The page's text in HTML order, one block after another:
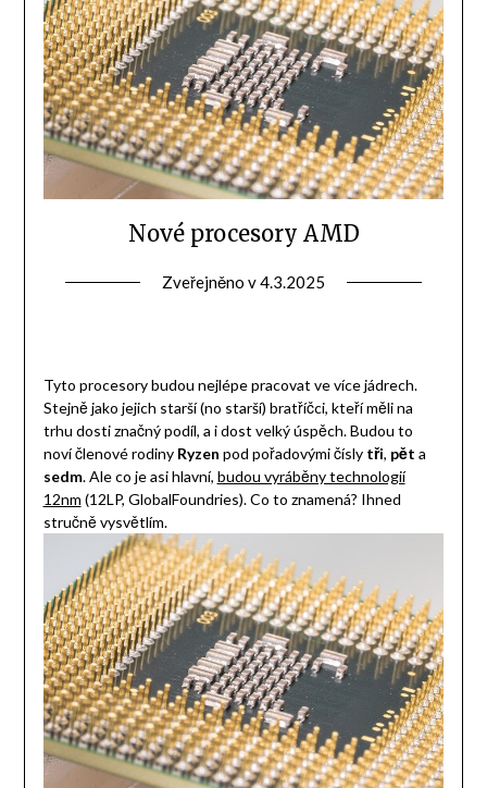
Nové procesory AMD
Zveřejněno v4.3.2025
Tyto procesory budou nejlépe pracovat ve více jádrech.
Stejně jako jejich starší (no starší) bratříčci, kteří měli na
trhu dosti značný podíl, a i dost velký úspěch. Budou to
noví členové rodiny Ryzen pod pořadovými čísly tři, pět a
sedm. Ale co je asi hlavní, budou vyráběny technologií
12nm (12LP, GlobalFoundries). Co to znamená? Ihned
stručně vysvětlím.